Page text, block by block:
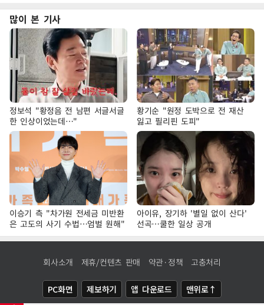
많이 본 기사
정보석 "황정음 전 남편 서글서글
한 인상이었는데…"
황기순 "원정 도박으로 전 재산
잃고 필리핀 도피"
이승기 측 "차가원 전세금 미반환
은 고도의 사기 수법…엄벌 원해"
아이유, 장기하 '별일 없이 산다'
선곡…쿨한 일상 공개
회사소개 제휴/컨텐츠 판매 약관·정책 고충처리
PC화면 제보하기 앱 다운로드 맨위로↑